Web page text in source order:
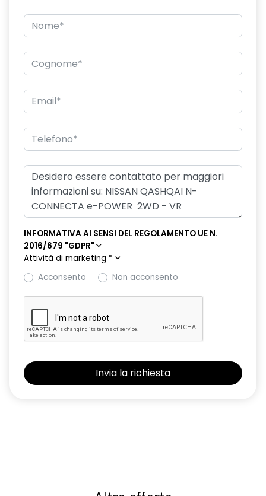
INFORMATIVA AI SENSI DEL REGOLAMENTO UE N.
2016/679 "GDPR"
Attività di marketing *
Acconsento
Non acconsento